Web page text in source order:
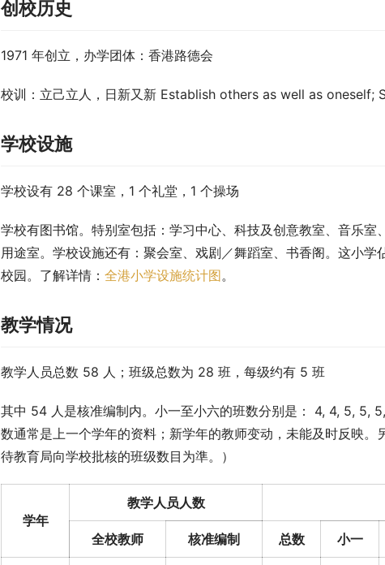
创校历史
1971 年创立，办学团体：香港路德会
校训：立己立人，日新又新 Establish others as well as oneself;
学校设施
学校设有 28 个课室，1 个礼堂，1 个操场
学校有图书馆。特别室包括：学习中心、科技及创意教室、音乐
用途室。学校设施还有：聚会室、戏剧／舞蹈室、书香阁。这小
校园。了解详情： 全港小学设施统计图。
教学情况
教学人员总数 58 人；班级总数为 28 班，每级约有 5 班
其中 54 人是核准编制内。小一至小六的班数分别是： 4, 4, 5, 5,
数通常是上一个学年的资料；新学年的教师变动，未能及时反映
待教育局向学校批核的班级数目为準。）
学年
教学人员人数
全校教师 核准编制 总数 小一